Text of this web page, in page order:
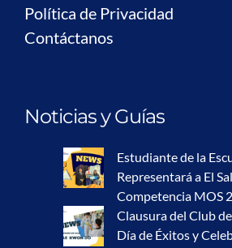
Política de Privacidad
Contáctanos
Noticias y Guías
Estudiante de la
Representará a El
Competencia MOS
Clausura del Club
Día de Éxitos y